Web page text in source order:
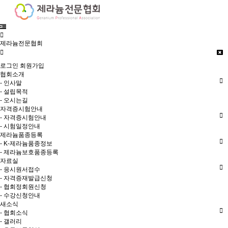
제라늄전문협회
로그인 회원가입
협회소개
- 인사말
- 설립목적
- 오시는길
자격증시험안내
- 자격증시험안내
- 시험일정안내
제라늄품종등록
- K-제라늄품종정보
- 제라늄보호품종등록
자료실
- 응시원서접수
- 자격증재발급신청
- 협회정회원신청
- 수강신청안내
새소식
- 협회소식
- 갤러리